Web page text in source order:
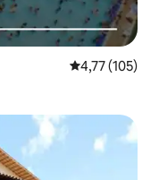
Gemiddelde
4,77 (105)